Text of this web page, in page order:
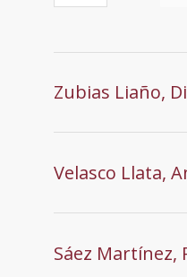
Zubias Liaño,
Velasco Llata,
Sáez Martínez,